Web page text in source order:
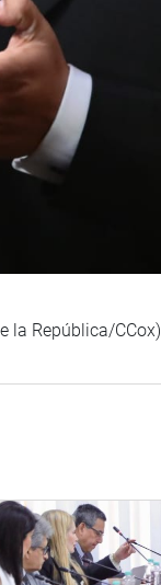
la República/CCox)